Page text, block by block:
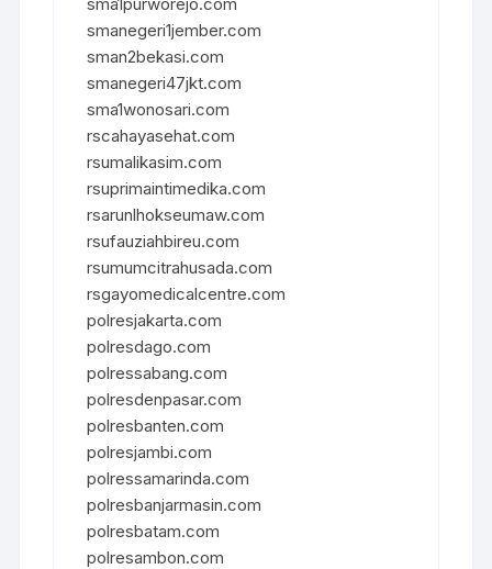
smanegeri1jember.com
sman2bekasi.com
smanegeri47jkt.com
sma1wonosari.com
rscahayasehat.com
rsumalikasim.com
rsuprimaintimedika.com
rsarunlhokseumaw.com
rsufauziahbireu.com
rsumumcitrahusada.com
rsgayomedicalcentre.com
polresjakarta.com
polresdago.com
polressabang.com
polresdenpasar.com
polresbanten.com
polresjambi.com
polressamarinda.com
polresbanjarmasin.com
polresbatam.com
polresambon.com